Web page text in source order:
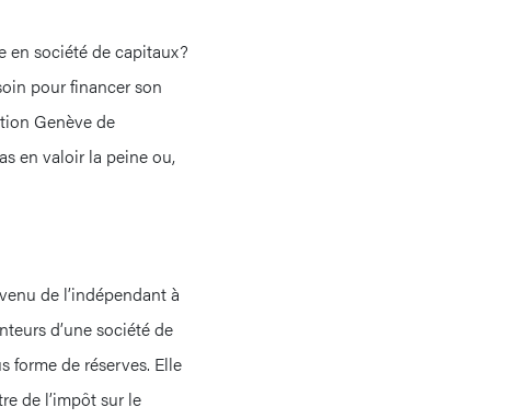
en société de capitaux?
pour financer son
Genève de
en valoir la peine ou,
de l’indépendant à
d’une société de
forme de réserves. Elle
de l’impôt sur le